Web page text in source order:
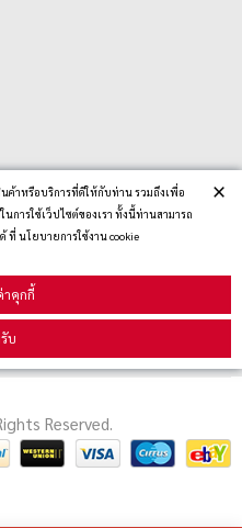
ค้าหรือบริการที่ดีให้กับท่าน รวมถึงเพื่อ
ารใช้เว็ปไซต์ของเรา ทั้งนี้ท่านสามารถ
ที่ นโยบายการใช้งาน cookie
าคุกกี้
บ
×
ข่าวสาร
Reserved.